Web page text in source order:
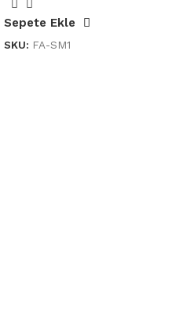
Sepete Ekle
SKU: FA-SM1